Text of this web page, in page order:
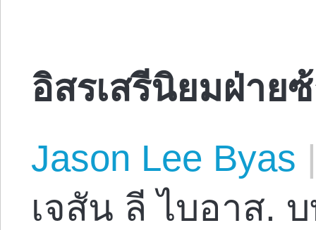
อิสรเสรีนิยมฝ่าย
Jason Lee Byas
เจสัน ลี ไบอาส.